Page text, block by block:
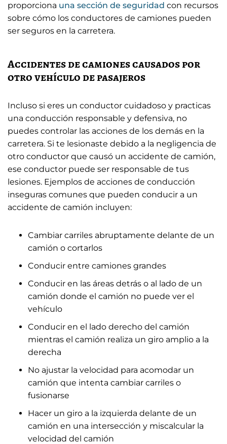
proporciona una sección de seguridad con recursos
sobre cómo los conductores de camiones pueden
ser seguros en la carretera.
Accidentes de camiones causados ​​por
otro vehículo de pasajeros
Incluso si eres un conductor cuidadoso y practicas
una conducción responsable y defensiva, no
puedes controlar las acciones de los demás en la
carretera. Si te lesionaste debido a la negligencia de
otro conductor que causó un accidente de camión,
ese conductor puede ser responsable de tus
lesiones. Ejemplos de acciones de conducción
inseguras comunes que pueden conducir a un
accidente de camión incluyen:
Cambiar carriles abruptamente delante de un
camión o cortarlos
Conducir entre camiones grandes
Conducir en las áreas detrás o al lado de un
camión donde el camión no puede ver el
vehículo
Conducir en el lado derecho del camión
mientras el camión realiza un giro amplio a la
derecha
No ajustar la velocidad para acomodar un
camión que intenta cambiar carriles o
fusionarse
Hacer un giro a la izquierda delante de un
camión en una intersección y miscalcular la
velocidad del camión